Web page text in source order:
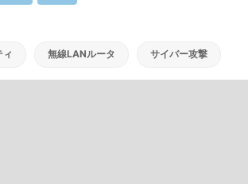
無線LANルータ サイバー攻撃